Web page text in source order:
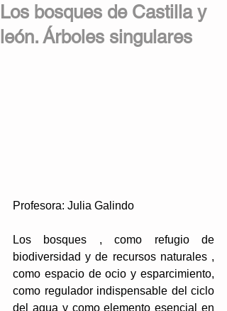
Los bosques de Castilla y
león. Árboles singulares
Profesora: Julia Galindo
Los bosques , como refugio de
biodiversidad y de recursos naturales ,
como espacio de ocio y esparcimiento,
como regulador indispensable del ciclo
del agua y como elemento esencial en